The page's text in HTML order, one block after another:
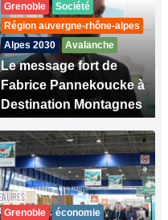
Grenoble
Société
Région auvergne-rhône-alpes
Alpes 2030
Avalanche
Le message fort de
Fabrice Pannekoucke à
Destination Montagnes
Grenoble économie